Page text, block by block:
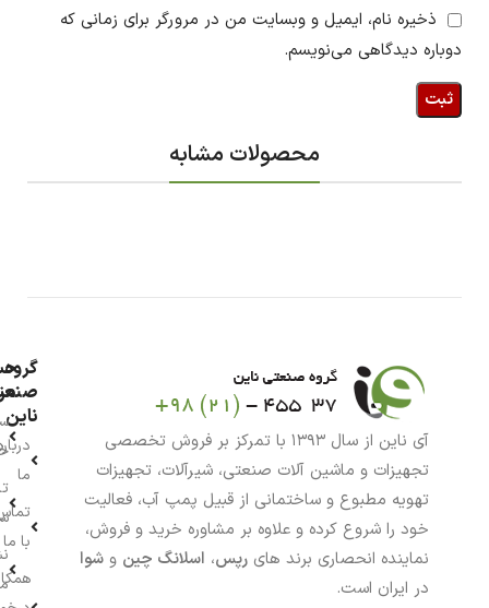
ذخیره نام، ایمیل و وبسایت من در مرورگر برای زمانی که
دوباره دیدگاهی می‌نویسم.
محصولات مشابه
آی ناین از سال ۱۳۹۳ با تمرکز بر فروش تخصصی
تجهیزات و ماشین آلات صنعتی، شیرآلات، تجهیزات
تهویه مطبوع و ساختمانی از قبیل پمپ آب، فعالیت
خود را شروع کرده و علاوه بر مشاوره خرید و فروش،
نماینده انحصاری برند های رپس، اسلانگ چین و شوا
در ایران است.
گروه
ناین
ما
با ما